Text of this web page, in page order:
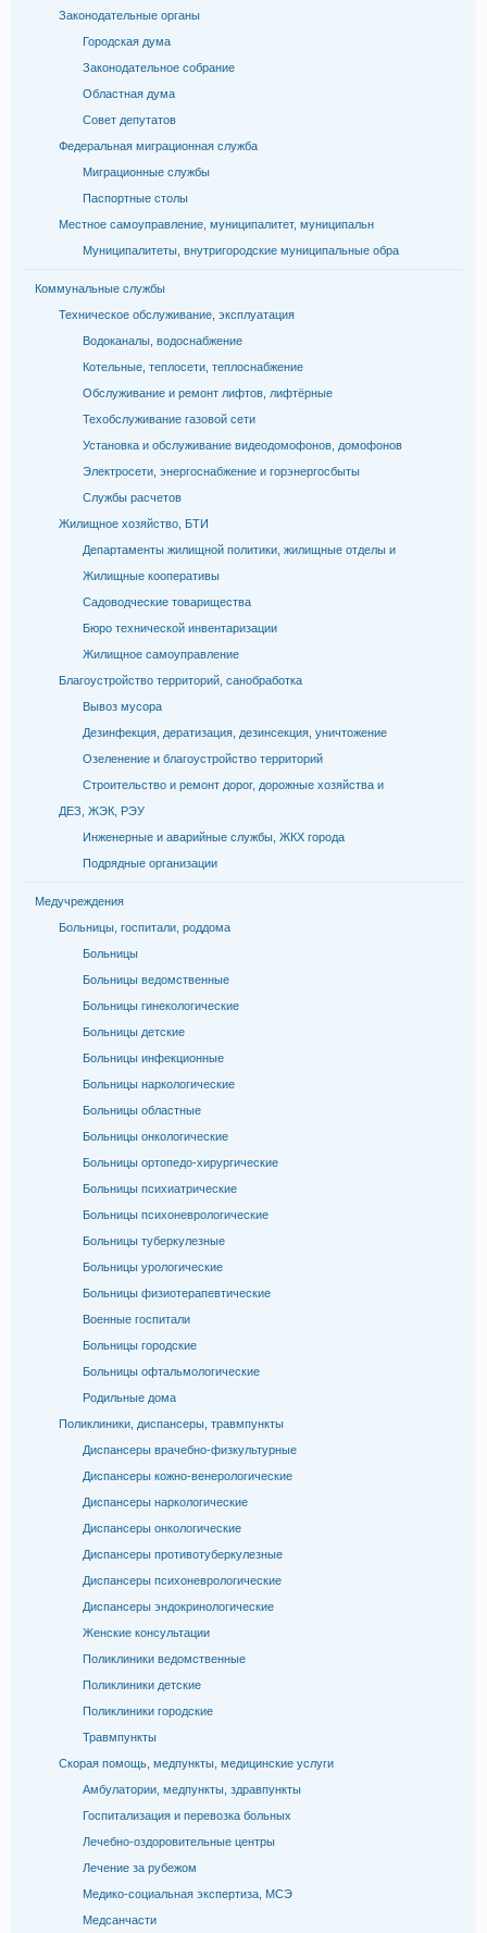
Законодательные органы
Городская дума
Законодательное собрание
Областная дума
Совет депутатов
Федеральная миграционная служба
Миграционные службы
Паспортные столы
Местное самоуправление, муниципалитет, муниципальн
Муниципалитеты, внутригородские муниципальные обра
Коммунальные службы
Техническое обслуживание, эксплуатация
Водоканалы, водоснабжение
Котельные, теплосети, теплоснабжение
Обслуживание и ремонт лифтов, лифтёрные
Техобслуживание газовой сети
Установка и обслуживание видеодомофонов, домофонов
Электросети, энергоснабжение и горэнергосбыты
Службы расчетов
Жилищное хозяйство, БТИ
Департаменты жилищной политики, жилищные отделы и
Жилищные кооперативы
Садоводческие товарищества
Бюро технической инвентаризации
Жилищное самоуправление
Благоустройство территорий, санобработка
Вывоз мусора
Дезинфекция, дератизация, дезинсекция, уничтожение
Озеленение и благоустройство территорий
Строительство и ремонт дорог, дорожные хозяйства и
ДЕЗ, ЖЭК, РЭУ
Инженерные и аварийные службы, ЖКХ города
Подрядные организации
Медучреждения
Больницы, госпитали, роддома
Больницы
Больницы ведомственные
Больницы гинекологические
Больницы детские
Больницы инфекционные
Больницы наркологические
Больницы областные
Больницы онкологические
Больницы ортопедо-хирургические
Больницы психиатрические
Больницы психоневрологические
Больницы туберкулезные
Больницы урологические
Больницы физиотерапевтические
Военные госпитали
Больницы городские
Больницы офтальмологические
Родильные дома
Поликлиники, диспансеры, травмпункты
Диспансеры врачебно-физкультурные
Диспансеры кожно-венерологические
Диспансеры наркологические
Диспансеры онкологические
Диспансеры противотуберкулезные
Диспансеры психоневрологические
Диспансеры эндокринологические
Женские консультации
Поликлиники ведомственные
Поликлиники детские
Поликлиники городские
Травмпункты
Скорая помощь, медпункты, медицинские услуги
Амбулатории, медпункты, здравпункты
Госпитализация и перевозка больных
Лечебно-оздоровительные центры
Лечение за рубежом
Медико-социальная экспертиза, МСЭ
Медсанчасти